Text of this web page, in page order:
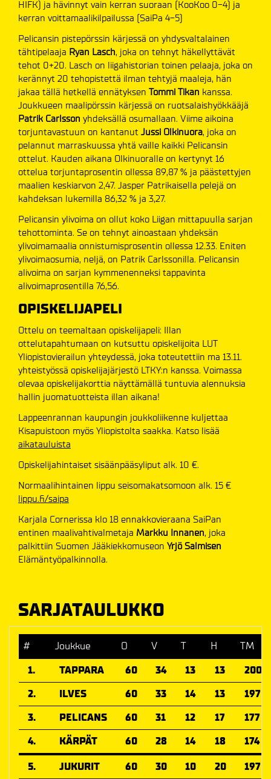
HIFK) ja hävinnyt vain kerran suoraan (KooKoo 0-4) ja
kerran voittamaalikilpailussa (SaiPa 4-5)
Pelicansin pistepörssin kärjessä on yhdysvaltalainen
tähtipelaaja Ryan Lasch, joka on tehnyt häkellyttävät
tehot 0+20. Lasch on liigahistorian toinen pelaaja, joka on
kerännyt 20 tehopistettä ilman tehtyjä maaleja, hän
jakaa tällä hetkellä ennätyksen Tommi Tikan kanssa.
Joukkueen maalipörssin kärjessä on ruotsalaishyökkääjä
Patrik Carlsson yhdeksällä osumallaan. Viime aikoina
torjuntavastuun on kantanut Jussi Olkinuora, joka on
pelannut marraskuussa yhtä vaille kaikki Pelicansin
ottelut. Kauden aikana Olkinuoralle on kertynyt 16
ottelua torjuntaprosentin ollessa 89,87 % ja päästettyjen
maalien keskiarvon 2,47. Jasper Patrikaisella pelejä on
kahdeksan lukemilla 86,32 % ja 3,27.
Pelicansin ylivoima on ollut koko Liigan mittapuulla sarjan
tehottominta. Se on tehnyt ainoastaan yhdeksän
ylivoimamaalia onnistumisprosentin ollessa 12.33. Eniten
ylivoimaosumia, neljä, on Patrik Carlssonilla. Pelicansin
alivoima on sarjan kymmenenneksi tappavinta
alivoimaprosentilla 76,56.
OPISKELIJAPELI
Ottelu on teemaltaan opiskelijapeli: Illan
ottelutapahtumaan on kutsuttu opiskelijoita LUT
Yliopistovierailun yhteydessä, joka toteutettiin ma 13.11.
yhteistyössä opiskelijajärjestö LTKY:n kanssa. Voimassa
olevaa opiskelijakorttia näyttämällä tuntuvia alennuksia
hallin juomatuotteista illan aikana!
Lappeenrannan kaupungin joukkoliikenne kuljettaa
Kisapuistoon myös Yliopistolta saakka. Katso lisää
aikatauluista
Opiskelijahintaiset sisäänpääsyliput alk. 10 €.
Normaalihintainen lippu seisomakatsomoon alk. 15 €
lippu.fi/saipa
Karjala Cornerissa klo 18 ennakkovieraana SaiPan
entinen maalivahtivalmetaja Markku Innanen, joka
palkittiin Suomen Jääkiekkomuseon Yrjö Salmisen
Elämäntyöpalkinnolla.
SARJATAULUKKO
# Joukkue O V T H
TM
1.
TAPPARA 60 34 13 13
200
2.
ILVES 60 33 14 13
197
3.
PELICANS 60 31 12 17
177
4.
KÄRPÄT 60 28 14 18
174
5.
JUKURIT 60 30 10 20
197